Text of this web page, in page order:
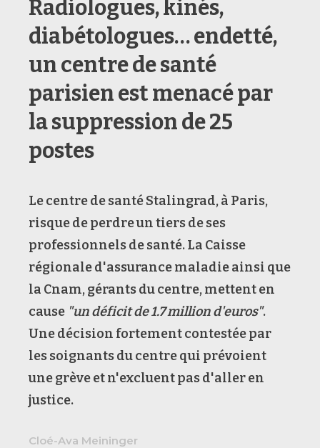
Radiologues, kinés,
diabétologues… endetté,
un centre de santé
parisien est menacé par
la suppression de 25
postes
Le centre de santé Stalingrad, à Paris,
risque de perdre un tiers de ses
professionnels de santé. La Caisse
régionale d'assurance maladie ainsi que
la Cnam, gérants du centre, mettent en
cause "un déficit de 1.7 million d'euros".
Une décision fortement contestée par
les soignants du centre qui prévoient
une grève et n'excluent pas d'aller en
justice.
Cloé-Ava Meininger